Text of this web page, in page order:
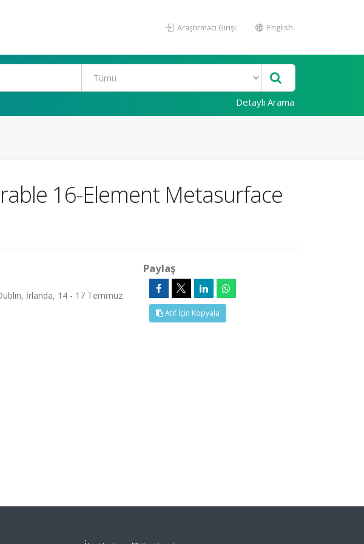
Araştırmacı Girişi English
Detaylı Arama
16-Element Metasurface
İrlanda, 14 - 17 Temmuz
Paylaş
Atıf İçin Kopyala